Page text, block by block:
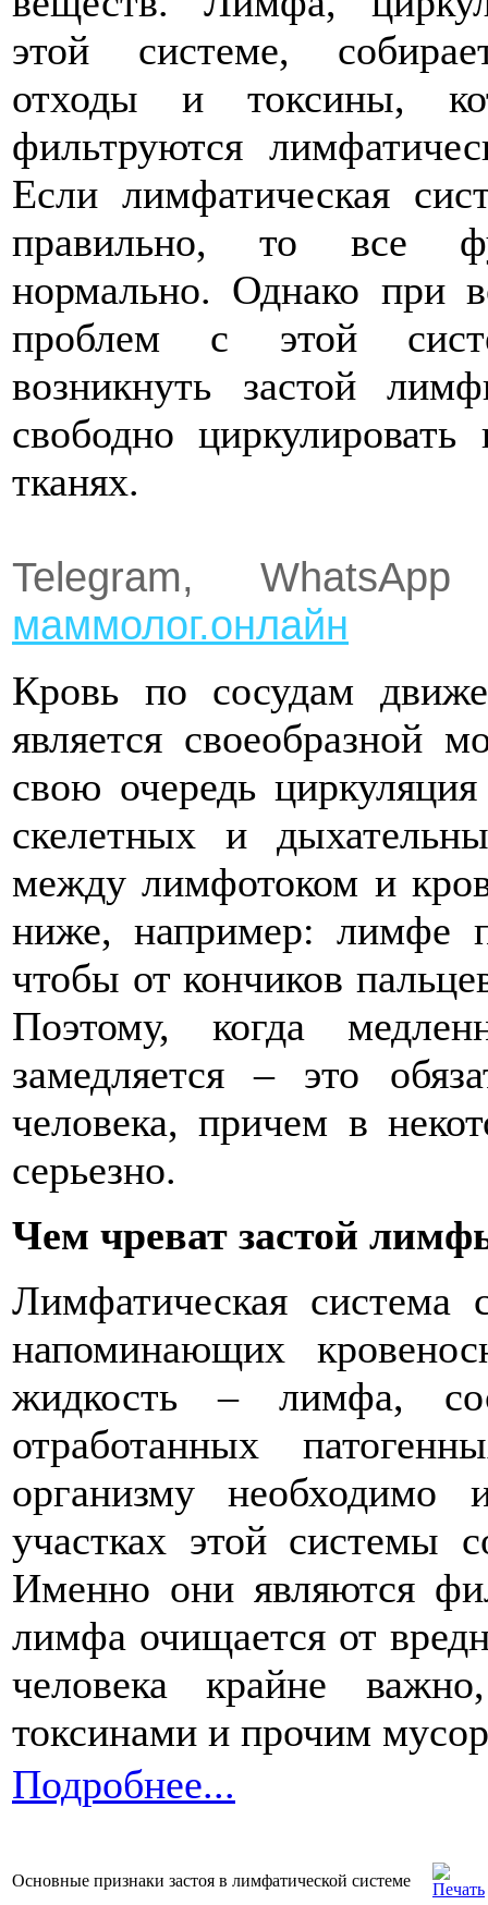
этой системе,
отходы и токсины,
фильтруются
Если лимфатическая
правильно, то все
нормально. Однако при
проблем с этой
возникнуть застой
свободно
тканях.
Telegram,
маммолог.онлайн
Кровь по сосудам
является своеобразной
свою очередь
скелетных и
между лимфотоком и
ниже, например: лимфе
чтобы от кончиков
Поэтому, когда
замедляется – это
человека, причем в
серьезно.
Чем чреват застой
Лимфатическая система
напоминающих
жидкость – лимфа,
отработанных
организму необходимо
участках этой системы
Именно они являются
лимфа очищается от
человека крайне
токсинами и прочим
Подробнее...
Основные признаки застоя в лимфатической системе